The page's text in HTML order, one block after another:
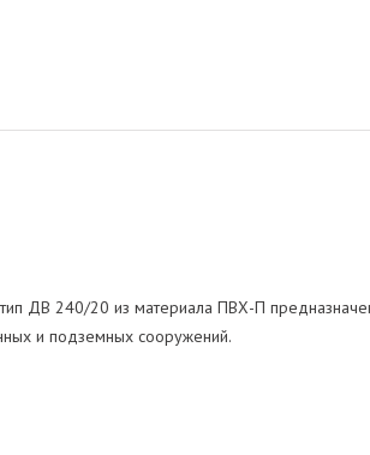
тип ДВ 240/20 из материала ПВХ-П
и подземных сооружений.